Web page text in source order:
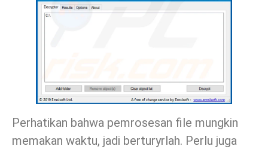
Perhatikan bahwa pemrosesan file mungkin
memakan waktu, jadi berturyrlah. Perlu juga